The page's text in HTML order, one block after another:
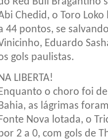
Chedid, o Toro
44 pontos, se
Eduardo
gols paulistas.
NA LIBERTA!
Enquanto o choro foi
Bahia, as lágrimas
Fonte Nova lotada, o
2 a 0, com gols de